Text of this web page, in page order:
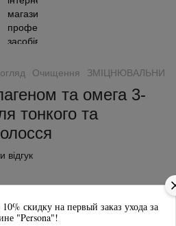
скидку на первый заказ ухода за
"Persona"!
Очищення ЗМІЦНЮВАЛЬНИЙ
та омега 3-
тонкого та
відгук